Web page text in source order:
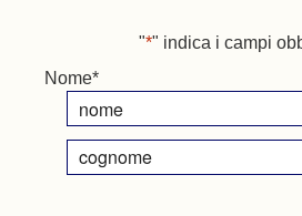
"*" indica i campi
Nome*
Nome